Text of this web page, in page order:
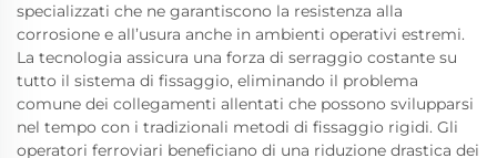
specializzati che ne garantiscono la resistenza alla
corrosione e all’usura anche in ambienti operativi estremi.
La tecnologia assicura una forza di serraggio costante su
tutto il sistema di fissaggio, eliminando il problema
comune dei collegamenti allentati che possono svilupparsi
nel tempo con i tradizionali metodi di fissaggio rigidi. Gli
operatori ferroviari beneficiano di una riduzione drastica dei